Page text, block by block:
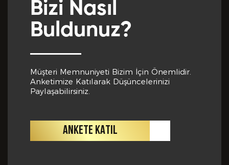
Bizi Nasıl
Buldunuz?
Müşteri Memnuniyeti Bizim İçin Önemlidir.
Anketimize Katılarak Düşüncelerinizi
Paylaşabilirsiniz.
ANKETE KATIL
veya yanlışlık olması ve bu durumun tespiti halinde
bunun Hizmet Sözleşmemin feshedilmesi için bir
sebep olanağını anlayarak kabul ettiğimi beyan
ederim.
BAŞVURUMUGÖNDER